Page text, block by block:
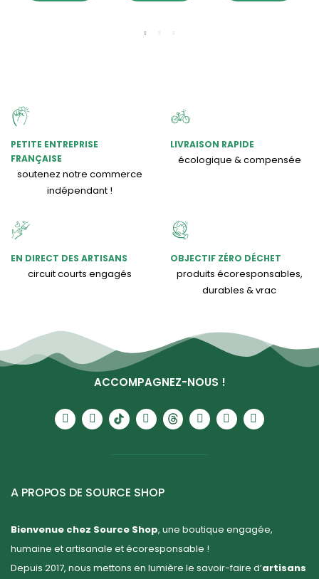
PETITE ENTREPRISE
FRANÇAISE
soutenez notre commerce
indépendant !
LIVRAISON RAPIDE
écologique & compensée
EN DIRECT DES ARTISANS
circuit courts engagés
OBJECTIF ZÉRO DÉCHET
produits écoresponsables,
durables & vrac
ACCOMPAGNEZ-NOUS !
A PROPOS DE SOURCE SHOP
Bienvenue chez Source Shop, une boutique engagée,
humaine et artisanale et écoresponsable !
Depuis 2017, nous mettons en lumière le savoir-faire d’artisans